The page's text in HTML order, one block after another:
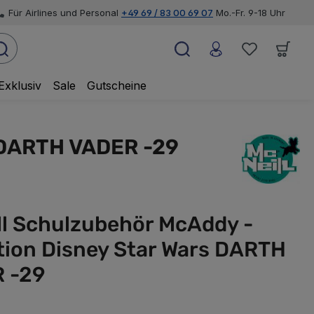
Für Airlines und Personal +49 69 / 83 00 69 07 Mo.-Fr. 9-18 Uhr
Sale Gutscheine
VADER -29
Schulzubehör McAddy -
Disney Star Wars DARTH
-29